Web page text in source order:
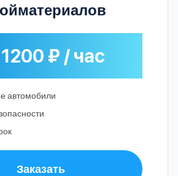
₽ / час
автомобили
Заказать